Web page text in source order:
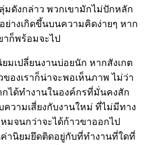
มดังกล่าว พวกเขามักไม่ปักหลัก
างเกิดขึ้นบนความคิดง่ายๆ หาก
าก็พร้อมจะไป
มเปลี่ยนงานบ่อยนัก หากสังเกต
องเราก็น่าจะพอเห็นภาพ ไม่ว่า
ได้ทำงานในองค์กรที่มั่นคงสัก
ความเสี่ยงกับงานใหม่ ที่ไม่มีทาง
หมจนกว่าจะได้ก้าวขาออกไป
ค่านิยมยึดติดอยู่กับที่ทำงานที่ใดที่